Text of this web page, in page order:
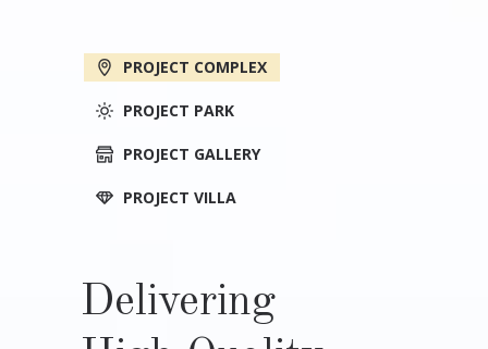
PROJECT COMPLEX
PROJECT PARK
PROJECT GALLERY
PROJECT VILLA
Delivering